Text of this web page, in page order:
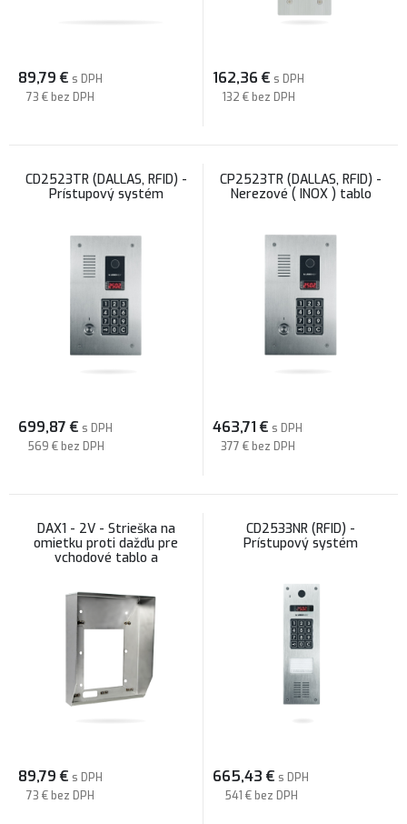
89,79 € s DPH
73 € bez DPH
162,36 € s DPH
132 € bez DPH
CD2523TR (DALLAS, RFID) -
Prístupový systém
699,87 € s DPH
569 € bez DPH
CP2523TR (DALLAS, RFID) -
Nerezové ( INOX ) tablo
463,71 € s DPH
377 € bez DPH
DAX1 - 2V - Strieška na
omietku proti dažďu pre
vchodové tablo a
89,79 € s DPH
73 € bez DPH
CD2533NR (RFID) -
Prístupový systém
665,43 € s DPH
541 € bez DPH